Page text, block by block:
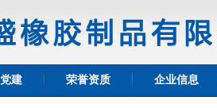
建 荣誉资质 企业信息